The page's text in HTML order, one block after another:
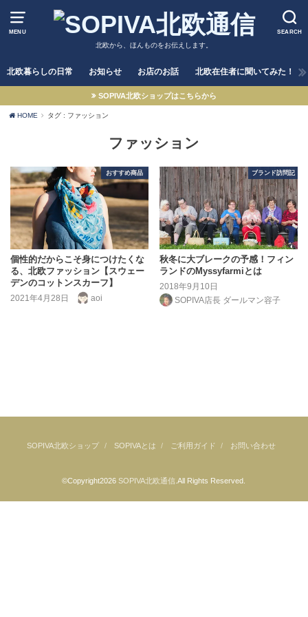
MENU SEARCH
北欧から、ほんものをお伝えします。
北欧暮らしの日常 お知らせ お店のお話 北欧在住者に聞いてみた！
SOPIVA北欧ショップはこちらから
HOME タグ : ファッション
ファッション
おすすめ商品
個性的だからこそ身につけたくな
る、北欧ファッション【スウェー
デンのコットンスカーフ】
2021年4月28日 aoi
ブランド訪問記
秋冬に大ブレークの予感！フィン
ランドのMyssyfarmiとは
2018年9月10日
SOPIVA店長 ダールマン容子
SOPIVA北欧ショップ SOPIVAとは ご利用ガイド お問い合わせ
©Copyright2026SOPIVA北欧通信 .All Rights Reserved.